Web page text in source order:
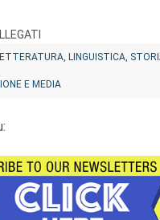
LINGUISTICA,
E MEDIA